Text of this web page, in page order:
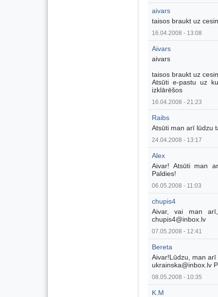
aivars
taisos braukt uz
16.04.2008 - 13:08
Aivars
aivars
taisos braukt uz
Atsūti e-pastu uz
izklārēšos
16.04.2008 - 21:23
Raibs
Atsūti man arī lūdzu
24.04.2008 - 13:17
Alex
Aivar! Atsūti man
Paldies!
06.05.2008 - 11:03
chupis4
Aivar, vai man
chupis4@inbox.lv
07.05.2008 - 12:41
Bereta
Aivar!Lūdzu, man
ukrainska@inbox.lv
08.05.2008 - 10:35
K.M